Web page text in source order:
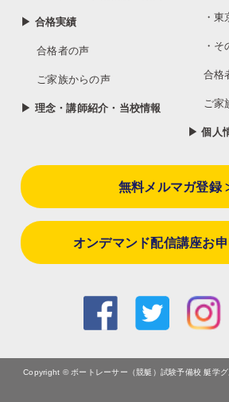
▶ 合格実績
合格者の声
ご家族からの声
▶ 理念・講師紹介・当校情報
・東
・そ
合格
ご家
▶ 個人
無料メルマガ登録
オンデマンド配信講座お
Copyright © ボートレーサー（競艇）試験予備校 艇学